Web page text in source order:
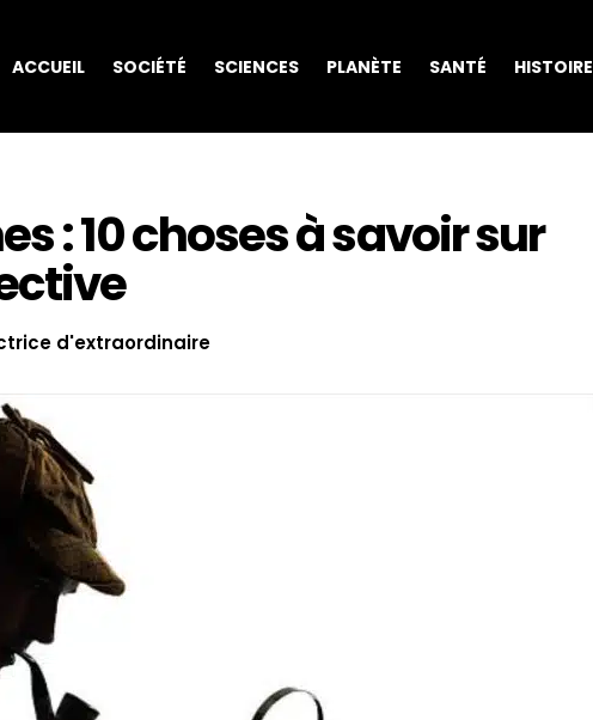
ACCUEIL SOCIÉTÉ SCIENCES PLANÈTE SANTÉ HISTOIRE
: 10 choses à savoir sur
d'extraordinaire